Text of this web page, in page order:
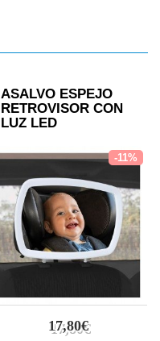
ASALVO ESPEJO
RETROVISOR CON
LUZ LED
-11%
17,80€